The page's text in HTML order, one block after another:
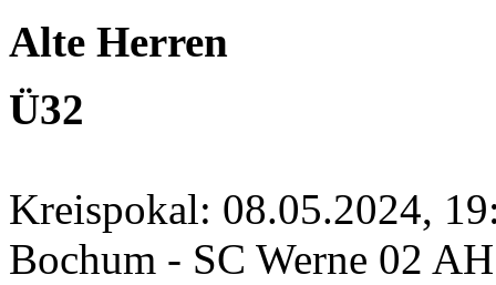
Alte Herren
Ü32
Kreispokal: 08.05.2024,
Bochum - SC Werne 02